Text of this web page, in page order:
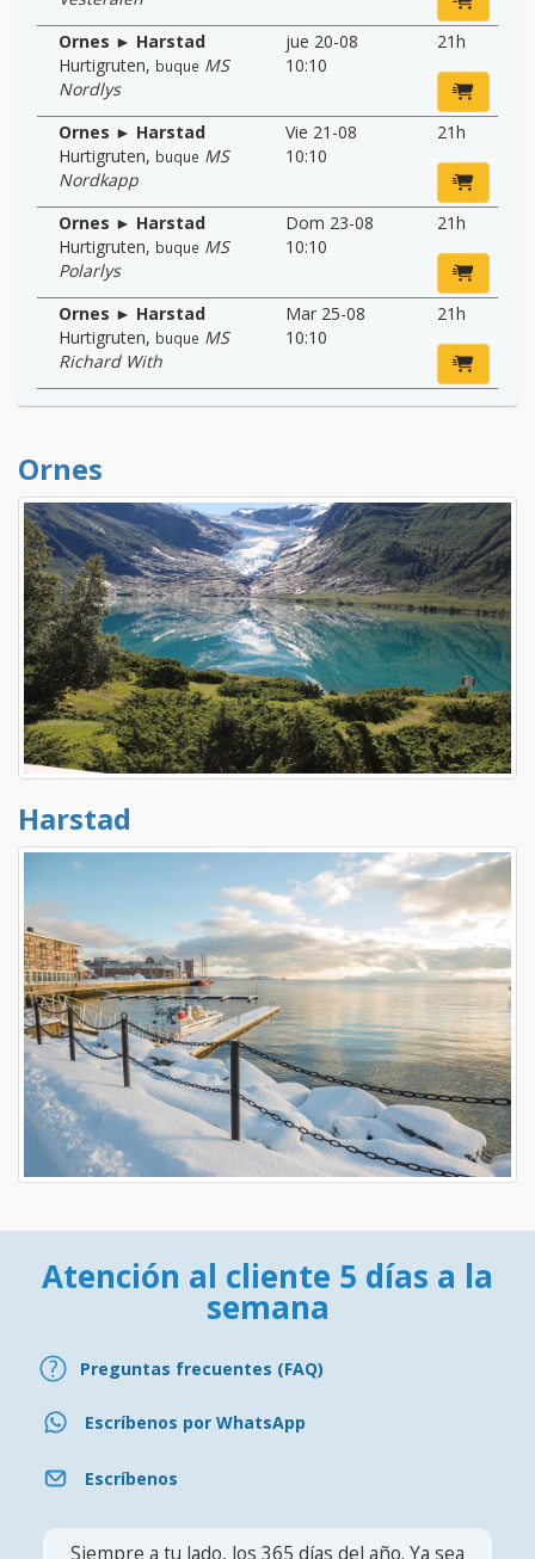
Ornes ► Harstad
Hurtigruten, buque MS
Nordlys
jue 20-08
10:10
21h
Ornes ► Harstad
Hurtigruten, buque MS
Nordkapp
Vie 21-08
10:10
21h
Ornes ► Harstad
Hurtigruten, buque MS
Polarlys
Dom 23-08
10:10
21h
Ornes ► Harstad
Hurtigruten, buque MS
Richard With
Mar 25-08
10:10
21h
Ornes
Harstad
Atención al cliente 5 días a la
semana
Preguntas frecuentes (FAQ)
Escríbenos por WhatsApp
Escríbenos